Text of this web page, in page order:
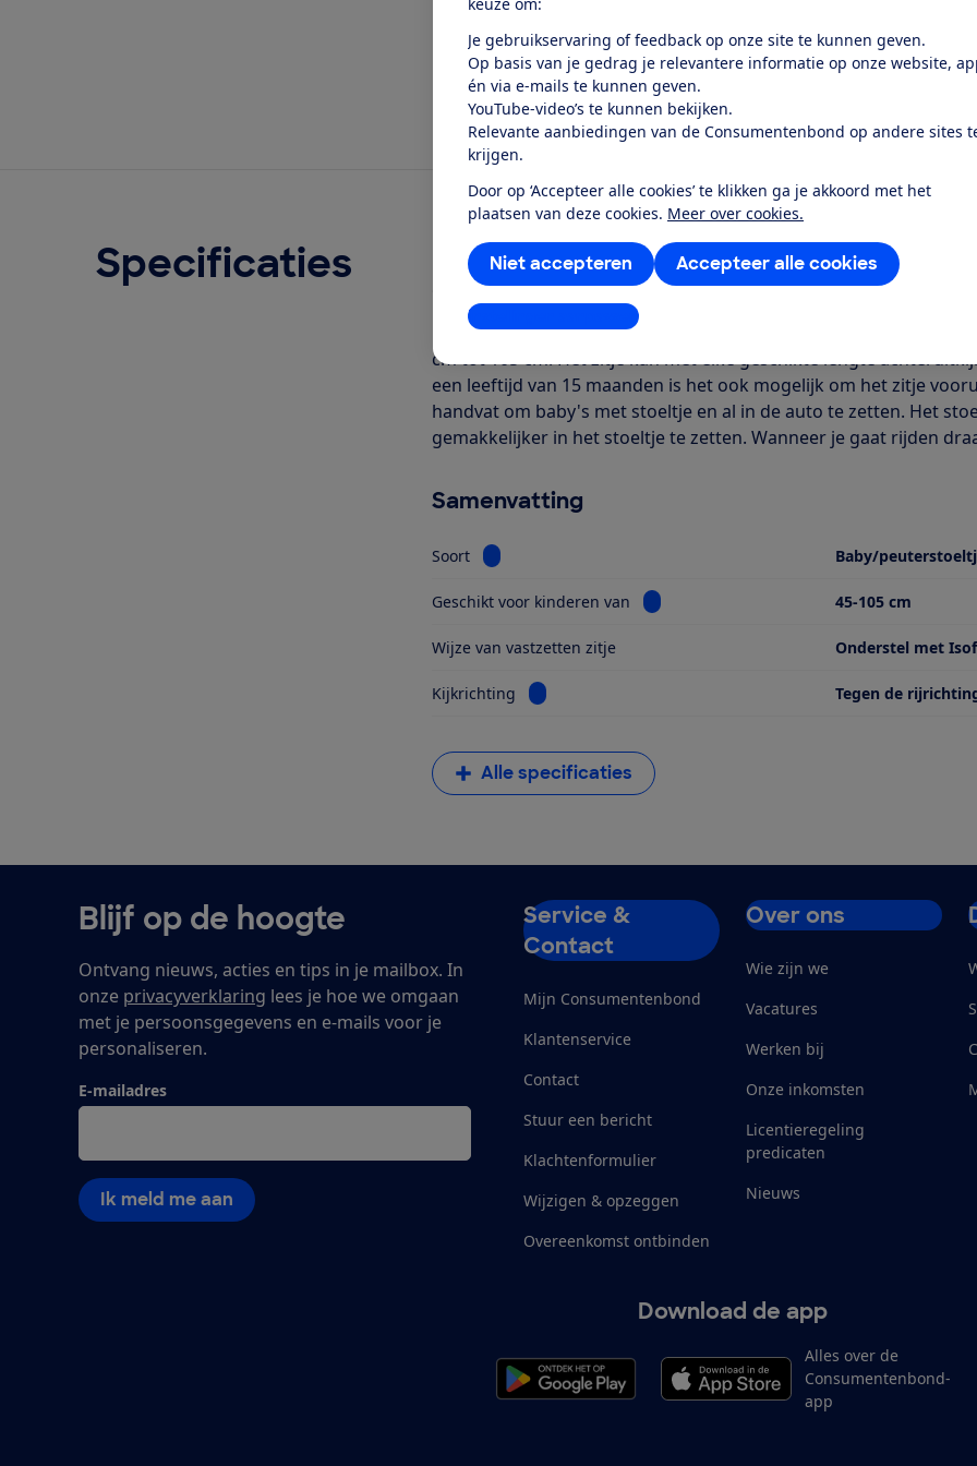
Je gebruikservaring of feedback op onze site te kunnen geven.
Op basis van je gedrag je relevantere informatie op onze website,
én via e-mails te kunnen geven.
YouTube-video’s te kunnen bekijken.
Relevante aanbiedingen van de Consumentenbond op andere sites
krijgen.
Door op ‘Accepteer alle cookies’ te klikken ga je akkoord met het
plaatsen van deze cookies. Meer over cookies.
Accepteer alle cookies
Niet accepteren
Instellingen aanpassen
Al lid? Log in
Specificaties Over dit product
Geschreven door de Consumentenbond
Baby/peuterstoeltje dat zowel vooruitkijkend als
cm tot 105 cm. Het zitje kan met elke geschikte lengte
een leeftijd van 15 maanden is het ook mogelijk om het zitje
handvat om baby's met stoeltje en al in de auto te zetten. Het
gemakkelijker in het stoeltje te zetten. Wanneer je gaat rijden
Samenvatting
Soort Bekijk informatie voor Soort Baby/
Geschikt voor kinderen van Bekijk informatie voor Geschikt voor
45-105 cm
Wijze van vastzetten zitje Onderstel met
Kijkrichting Bekijk informatie voor Kijkrichting Tegen de
Alle specificaties
Blijf op de hoogte
Ontvang nieuws, acties en tips in je mailbox. In
onze privacyverklaring lees je hoe we omgaan
met je persoonsgegevens en e-mails voor je
personaliseren.
E-mailadres
Ik meld me aan
Service &
Contact
Mijn Consumentenbond
Klantenservice
Contact
Stuur een bericht
Klachtenformulier
Wijzigen & opzeggen
Overeenkomst ontbinden
Over ons
Wie zijn we
Vacatures
Werken bij
Onze inkomsten
Licentieregeling
predicaten
Nieuws
Download de app
Alles over de
Consumentenbond-
app